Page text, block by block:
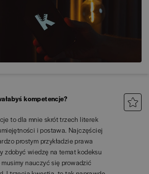
kompetencje?
to dla mnie skrót trzech literek
i postawa. Najczęściej
prostym przykładzie prawa
zdobyć wiedzę na temat kodeksu
nauczyć się prowadzić